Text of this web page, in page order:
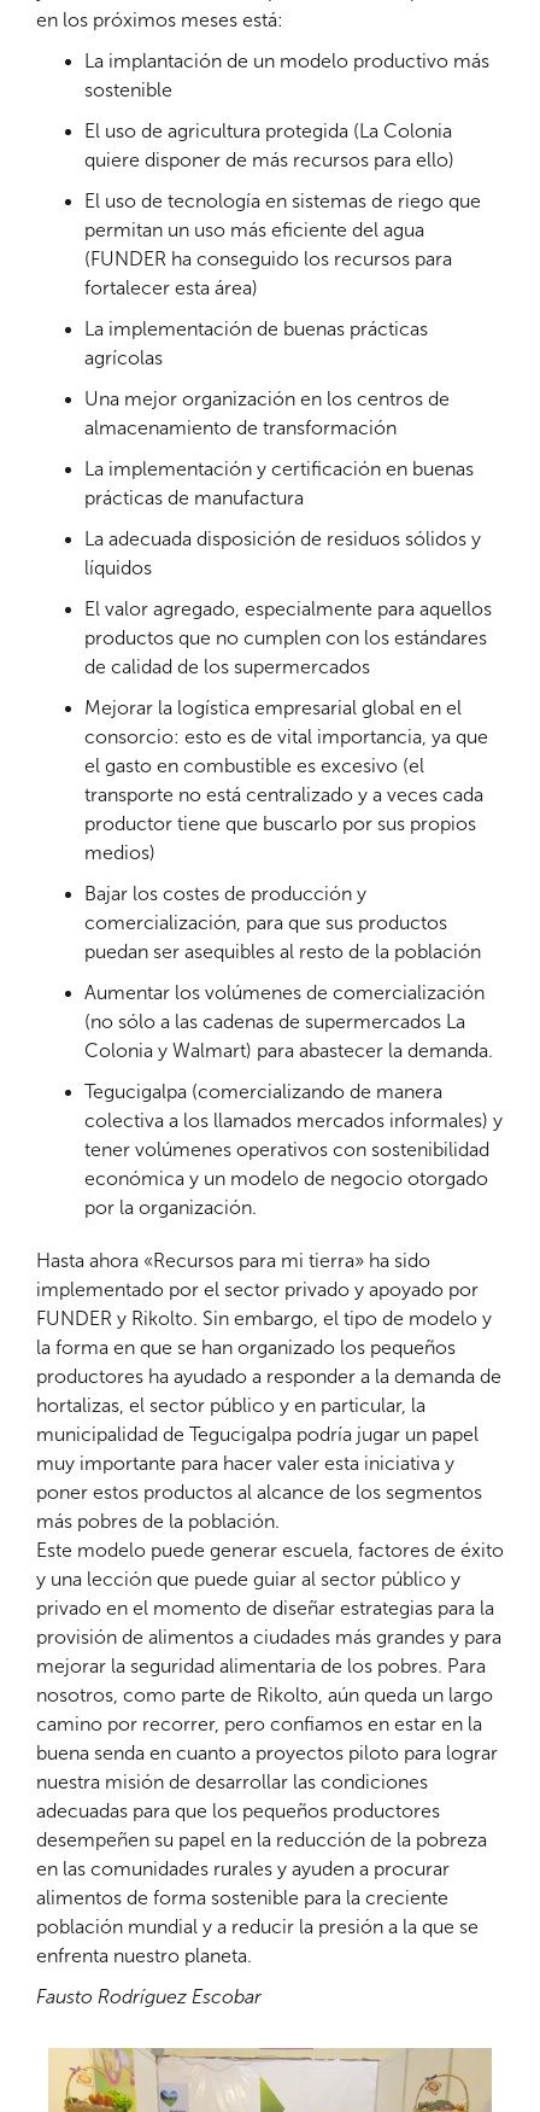
en los próximos meses está:
La implantación de un modelo productivo más
sostenible
El uso de agricultura protegida (La Colonia
quiere disponer de más recursos para ello)
El uso de tecnología en sistemas de riego que
permitan un uso más eficiente del agua
(FUNDER ha conseguido los recursos para
fortalecer esta área)
La implementación de buenas prácticas
agrícolas
Una mejor organización en los centros de
almacenamiento de transformación
La implementación y certificación en buenas
prácticas de manufactura
La adecuada disposición de residuos sólidos y
líquidos
El valor agregado, especialmente para aquellos
productos que no cumplen con los estándares
de calidad de los supermercados
Mejorar la logística empresarial global en el
consorcio: esto es de vital importancia, ya que
el gasto en combustible es excesivo (el
transporte no está centralizado y a veces cada
productor tiene que buscarlo por sus propios
medios)
Bajar los costes de producción y
comercialización, para que sus productos
puedan ser asequibles al resto de la población
Aumentar los volúmenes de comercialización
(no sólo a las cadenas de supermercados La
Colonia y Walmart) para abastecer la demanda.
Tegucigalpa (comercializando de manera
colectiva a los llamados mercados informales) y
tener volúmenes operativos con sostenibilidad
económica y un modelo de negocio otorgado
por la organización.
Hasta ahora «Recursos para mi tierra» ha sido
implementado por el sector privado y apoyado por
FUNDER y Rikolto. Sin embargo, el tipo de modelo y
la forma en que se han organizado los pequeños
productores ha ayudado a responder a la demanda de
hortalizas, el sector público y en particular, la
municipalidad de Tegucigalpa podría jugar un papel
muy importante para hacer valer esta iniciativa y
poner estos productos al alcance de los segmentos
más pobres de la población.
Este modelo puede generar escuela, factores de éxito
y una lección que puede guiar al sector público y
privado en el momento de diseñar estrategias para la
provisión de alimentos a ciudades más grandes y para
mejorar la seguridad alimentaria de los pobres. Para
nosotros, como parte de Rikolto, aún queda un largo
camino por recorrer, pero confiamos en estar en la
buena senda en cuanto a proyectos piloto para lograr
nuestra misión de desarrollar las condiciones
adecuadas para que los pequeños productores
desempeñen su papel en la reducción de la pobreza
en las comunidades rurales y ayuden a procurar
alimentos de forma sostenible para la creciente
población mundial y a reducir la presión a la que se
enfrenta nuestro planeta.
Fausto Rodríguez Escobar